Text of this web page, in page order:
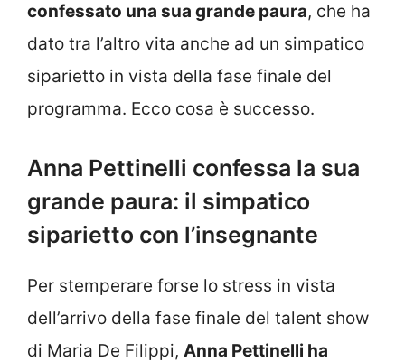
confessato una sua grande paura, che ha
dato tra l’altro vita anche ad un simpatico
siparietto in vista della fase finale del
programma. Ecco cosa è successo.
Anna Pettinelli confessa la sua
grande paura: il simpatico
siparietto con l’insegnante
Per stemperare forse lo stress in vista
dell’arrivo della fase finale del talent show
di Maria De Filippi, Anna Pettinelli ha